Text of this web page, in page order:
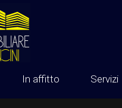
In affitto Servizi